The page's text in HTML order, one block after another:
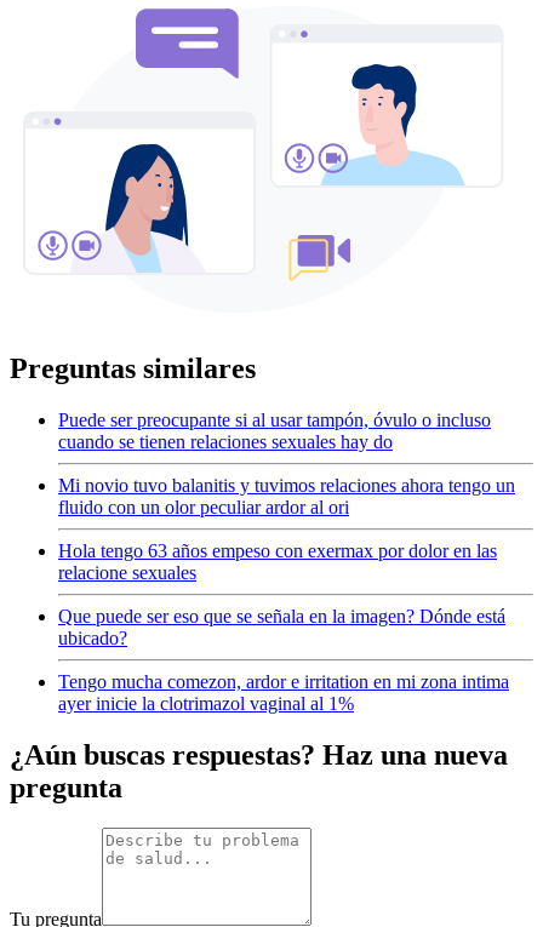
Preguntas similares
Puede ser preocupante si al usar tampón, óvulo o incluso
cuando se tienen relaciones sexuales hay do
Mi novio tuvo balanitis y tuvimos relaciones ahora tengo un
fluido con un olor peculiar ardor al ori
Hola tengo 63 años empeso con exermax por dolor en las
relacione sexuales
Que puede ser eso que se señala en la imagen? Dónde está
ubicado?
Tengo mucha comezon, ardor e irritation en mi zona intima
ayer inicie la clotrimazol vaginal al 1%
¿Aún buscas respuestas? Haz una nueva
pregunta
Tu pregunta